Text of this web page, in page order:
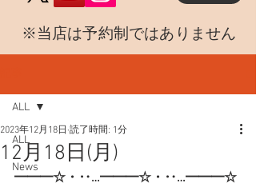
​※当店は予約制ではありません
ALL
News
ALL
12月18日(月)
2023年12月18日 読了時間: 1分
━━━☆・‥…━━━☆・‥…━━━☆